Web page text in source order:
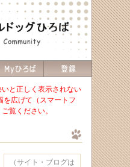
と正しく表示されない
を広げて（スマートフ
覧ください。
（サイト・ブログは